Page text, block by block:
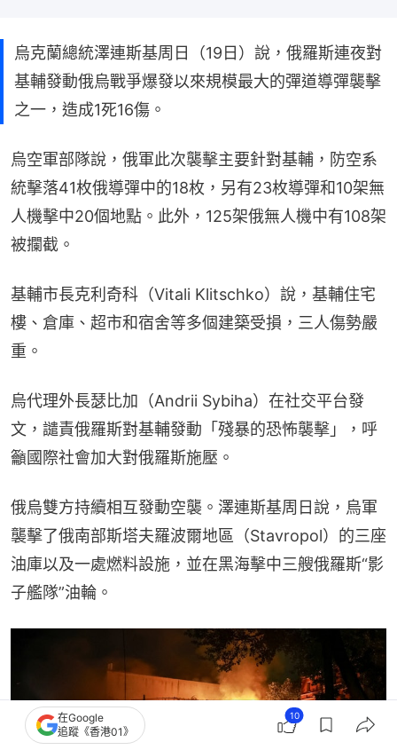
烏克蘭總統澤連斯基周日（19日）說，俄羅斯連夜對
基輔發動俄烏戰爭爆發以來規模最大的彈道導彈襲擊
之一，造成1死16傷。
烏空軍部隊說，俄軍此次襲擊主要針對基輔，防空系
統擊落41枚俄導彈中的18枚，另有23枚導彈和10架無
人機擊中20個地點。此外，125架俄無人機中有108架
被攔截。
基輔市長克利奇科（Vitali Klitschko）說，基輔住宅
樓、倉庫、超市和宿舍等多個建築受損，三人傷勢嚴
重。
烏代理外長瑟比加（Andrii Sybiha）在社交平台發
文，譴責俄羅斯對基輔發動「殘暴的恐怖襲擊」，呼
籲國際社會加大對俄羅斯施壓。
俄烏雙方持續相互發動空襲。澤連斯基周日說，烏軍
襲擊了俄南部斯塔夫羅波爾地區（Stavropol）的三座
油庫以及一處燃料設施，並在黑海擊中三艘俄羅斯“影
子艦隊”油輪。
在Google
追蹤《香港01》
10